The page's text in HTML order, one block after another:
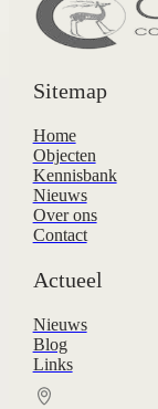
Sitemap
Home
Objecten
Kennisbank
Nieuws
Over ons
Contact
Actueel
Nieuws
Blog
Links